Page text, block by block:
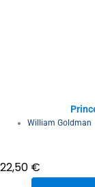
William Goldman
22,50 €